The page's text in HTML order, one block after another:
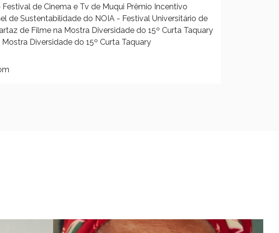
de Cinema e Tv de Muqui Prêmio Incentivo
de Sustentabilidade do NOIA - Festival Universitário de
de Filme na Mostra Diversidade do 15º Curta Taquary
Diversidade do 15º Curta Taquary